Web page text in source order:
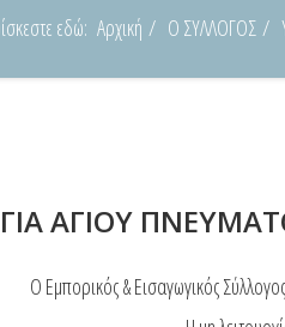
εδώ: Αρχική Ο ΣΥΛΛΟΓΟΣ
ΑΓΙΟΥ
Ο Εμπορικός & Εισαγωγικός